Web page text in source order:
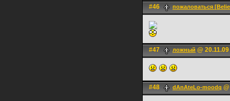
#46 пожаловаться
#47 ложный @
#48 dAnAteLo-moodq